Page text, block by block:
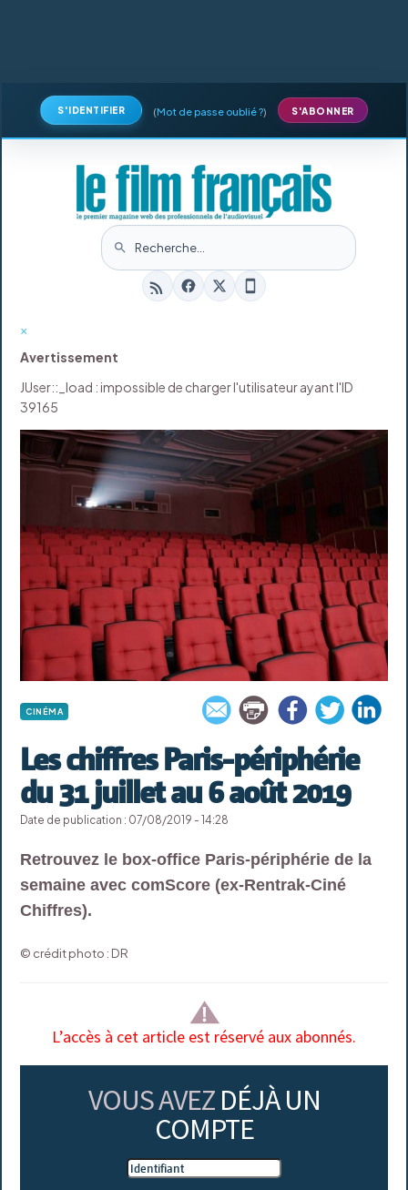
S'IDENTIFIER (Mot de passe oublié ?) S'ABONNER
×
Avertissement
JUser::_load : impossible de charger l'utilisateur ayant l'ID
39165
CINÉMA
Les chiffres Paris-périphérie
du 31 juillet au 6 août 2019
Date de publication : 07/08/2019 - 14:28
Retrouvez le box-office Paris-périphérie de la
semaine avec comScore (ex-Rentrak-Ciné
Chiffres).
© crédit photo : DR
L’accès à cet article est réservé aux abonnés.
VOUS AVEZ DÉJÀ UN
COMPTE